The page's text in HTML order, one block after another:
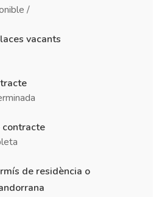
/
vacants
de residència o